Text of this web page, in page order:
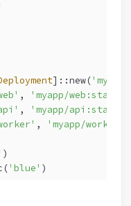
]::new('myapp'
, 'myapp/web:stable'
, 'myapp/api:stable'
, 'myapp/
)
'blue' )